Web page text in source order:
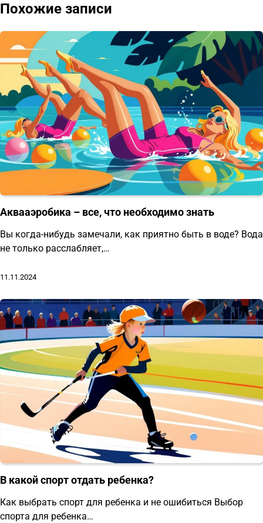
записям
Похожие записи
Аквааэробика – все, что необходимо знать
Вы когда-нибудь замечали, как приятно быть в воде? Вода
не только расслабляет,…
11.11.2024
В какой спорт отдать ребенка?
Как выбрать спорт для ребенка и не ошибиться Выбор
спорта для ребенка…